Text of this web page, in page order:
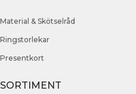
Material & Skötselråd
Ringstorlekar
Presentkort
SORTIMENT